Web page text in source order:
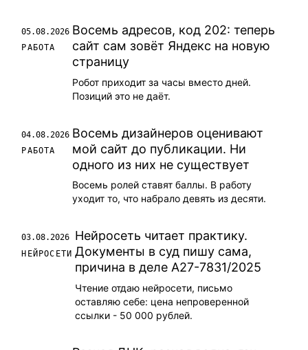
05.08.2026
РАБОТА
Восемь адресов, код 202: теперь
сайт сам зовёт Яндекс на новую
страницу
Робот приходит за часы вместо дней.
Позиций это не даёт.
04.08.2026
РАБОТА
Восемь дизайнеров оценивают
мой сайт до публикации. Ни
одного из них не существует
Восемь ролей ставят баллы. В работу
уходит то, что набрало девять из десяти.
03.08.2026
НЕЙРОСЕТИ
Нейросеть читает практику.
Документы в суд пишу сама,
причина в деле А27-7831/2025
Чтение отдаю нейросети, письмо
оставляю себе: цена непроверенной
ссылки - 50 000 рублей.